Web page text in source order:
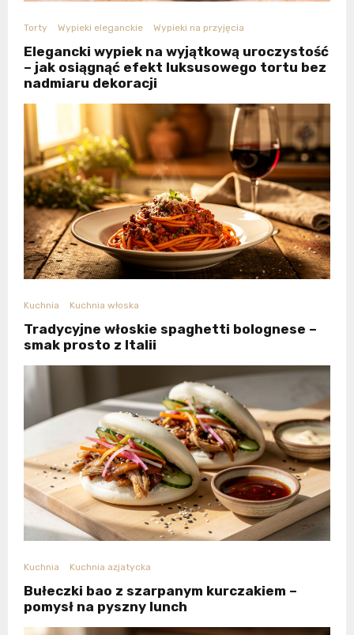
Torty Wypieki eleganckie Wypieki na przyjęcia
Elegancki wypiek na wyjątkową uroczystość
– jak osiągnąć efekt luksusowego tortu bez
nadmiaru dekoracji
Kuchnia Kuchnia włoska
Tradycyjne włoskie spaghetti bolognese –
smak prosto z Italii
Kuchnia Kuchnia azjatycka
Bułeczki bao z szarpanym kurczakiem –
pomysł na pyszny lunch